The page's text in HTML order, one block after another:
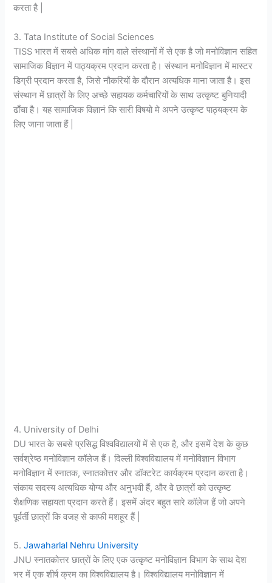
करता है |
3. Tata Institute of Social Sciences
TISS भारत में सबसे अधिक मांग वाले संस्थानों में से एक है जो मनोविज्ञान सहित
सामाजिक विज्ञान में पाठ्यक्रम प्रदान करता है। संस्थान मनोविज्ञान में मास्टर
डिग्री प्रदान करता है, जिसे नौकरियों के दौरान अत्यधिक माना जाता है। इस
संस्थान में छात्रों के लिए अच्छे सहायक कर्मचारियों के साथ उत्कृष्ट बुनियादी
ढाँचा है। यह सामाजिक विज्ञानं कि सारी विषयो मे अपने उत्कृष्ट पाठ्यक्रम के
लिए जाना जाता हैं |
4. University of Delhi
DU भारत के सबसे प्रसिद्ध विश्वविद्यालयों में से एक है, और इसमें देश के कुछ
सर्वश्रेष्ठ मनोविज्ञान कॉलेज हैं। दिल्ली विश्वविद्यालय में मनोविज्ञान विभाग
मनोविज्ञान में स्नातक, स्नातकोत्तर और डॉक्टरेट कार्यक्रम प्रदान करता है।
संकाय सदस्य अत्यधिक योग्य और अनुभवी हैं, और वे छात्रों को उत्कृष्ट
शैक्षणिक सहायता प्रदान करते हैं। इसमें अंदर बहुत सारे कॉलेज हैं जो अपने
पूर्वर्ती छात्रों कि वजह से काफी मशहूर हैं |
5. Jawaharlal Nehru University
JNU स्नातकोत्तर छात्रों के लिए एक उत्कृष्ट मनोविज्ञान विभाग के साथ देश
भर में एक शीर्ष क्रम का विश्वविद्यालय है। विश्वविद्यालय मनोविज्ञान में